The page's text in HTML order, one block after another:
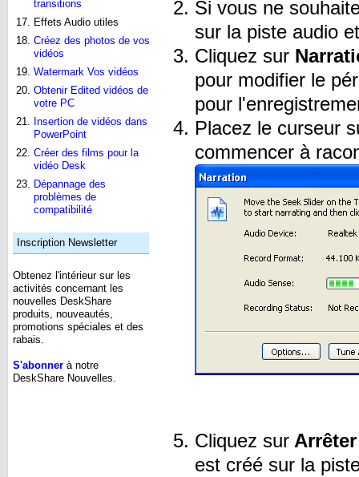
transitions
Effets Audio utiles
Créez des photos de vos
vidéos
Watermark Vos vidéos
Obtenir Edited vidéos de
votre PC
Insertion de vidéos dans
PowerPoint
Créer des films pour la
vidéo Desk
Dépannage des
problèmes de
compatibilité
Inscription Newsletter
Obtenez l'intérieur sur les
activités concernant les
nouvelles DeskShare
produits, nouveautés,
promotions spéciales et des
rabais.
S'abonner à notre
DeskShare Nouvelles.
Si vous ne
sur la piste audio
Cliquez sur
pour modifier le
pour
Placez le curseur
commencer à
Cliquez sur Arrêter
est créé sur la